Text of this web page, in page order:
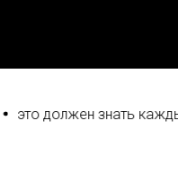
это должен знать каждый